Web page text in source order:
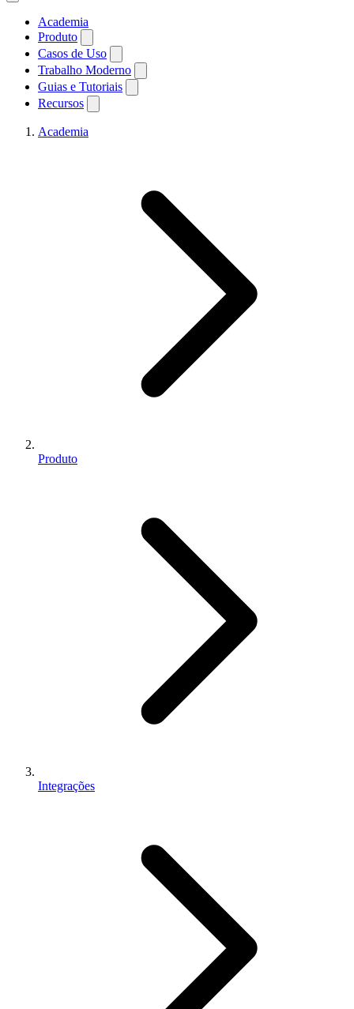
Academia
Produto
Casos de Uso
Trabalho Moderno
Guias e Tutoriais
Recursos
Academia
Produto
Integrações